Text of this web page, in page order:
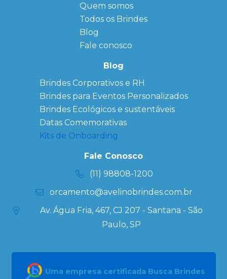
Quem somos
FAQ
Sitemap
Todos os Brindes
Agendas
Personalizadas
Personalizado
personalizados
Brindes
Corporativos
Copos Térmicos
Personalizados
Datas Especiais
Ecobag
Personalizada
Kits
Blog
Fale conosco
Blog
Brindes Corporativos e RH
Brindes para Eventos Personalizados
Brindes Ecológicos e sustentáveis
Datas Comemorativas
Kits de Onboarding
Fale Conosco
(11) 98808-1200
orcamento@avelinobrindes.com.br
Av. Água Fria, 467, CJ 207 - Santana - São
Paulo, SP
Uma empresa certificada Busca Brindes